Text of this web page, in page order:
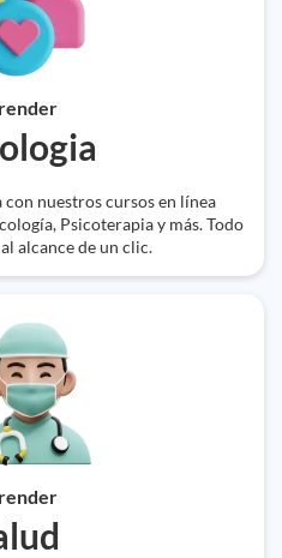
nuestros cursos en línea
Psicoterapia y más. Todo
alcance de un clic.